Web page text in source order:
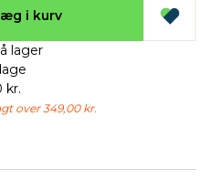
i kurv
lager
kr.
over 349,00 kr.